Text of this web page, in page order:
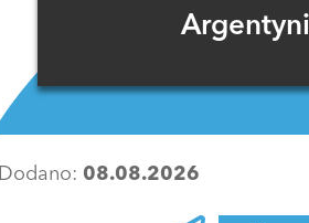
Dodano: 08.08.2026